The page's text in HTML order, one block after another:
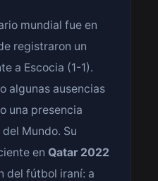
mundial fue en
registraron un
a Escocia (1-1).
algunas ausencias
una presencia
Mundo. Su
en Qatar 2022
del fútbol iraní: a